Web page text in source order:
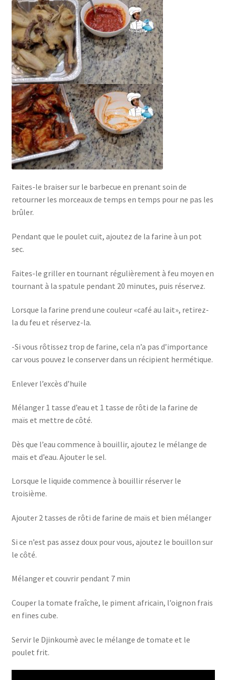
Faites-le braiser sur le barbecue en prenant soin de
retourner les morceaux de temps en temps pour ne pas les
brûler.
Pendant que le poulet cuit, ajoutez de la farine à un pot
sec.
Faites-le griller en tournant régulièrement à feu moyen en
tournant à la spatule pendant 20 minutes, puis réservez.
Lorsque la farine prend une couleur «café au lait», retirez-
la du feu et réservez-la.
-Si vous rôtissez trop de farine, cela n’a pas d’importance
car vous pouvez le conserver dans un récipient hermétique.
Enlever l’excès d’huile
Mélanger 1 tasse d’eau et 1 tasse de rôti de la farine de
maïs et mettre de côté.
Dès que l’eau commence à bouillir, ajoutez le mélange de
maïs et d’eau. Ajouter le sel.
Lorsque le liquide commence à bouillir réserver le
troisième.
Ajouter 2 tasses de rôti de farine de maïs et bien mélanger
Si ce n’est pas assez doux pour vous, ajoutez le bouillon sur
le côté.
Mélanger et couvrir pendant 7 min
Couper la tomate fraîche, le piment africain, l’oignon frais
en fines cube.
Servir le Djinkoumè avec le mélange de tomate et le
poulet frit.